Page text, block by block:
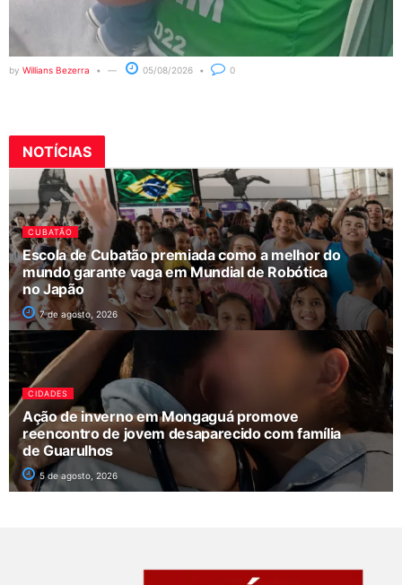
by Willians Bezerra 05/08/2026 0
NOTÍCIAS
CUBATÃO
Escola de Cubatão premiada como a melhor do
mundo garante vaga em Mundial de Robótica
no Japão
7 de agosto, 2026
CIDADES
Ação de inverno em Mongaguá promove
reencontro de jovem desaparecido com família
de Guarulhos
5 de agosto, 2026